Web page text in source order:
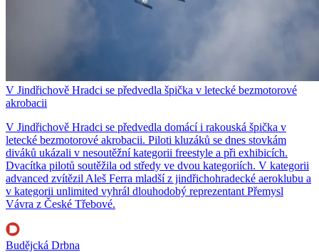
V Jindřichově Hradci se předvedla špička v letecké bezmotorové
akrobacii
V Jindřichově Hradci se předvedla domácí i rakouská špička v
letecké bezmotorové akrobacii. Piloti kluzáků se dnes stovkám
diváků ukázali v nesoutěžní kategorii freestyle a při exhibicích.
Dvacítka pilotů soutěžila od středy ve dvou kategoriích. V kategorii
advanced zvítězil Aleš Ferra mladší z jindřichohradecké aeroklubu a
v kategorii unlimited vyhrál dlouhodobý reprezentant Přemysl
Vávra z České Třebové.
Budějcká Drbna